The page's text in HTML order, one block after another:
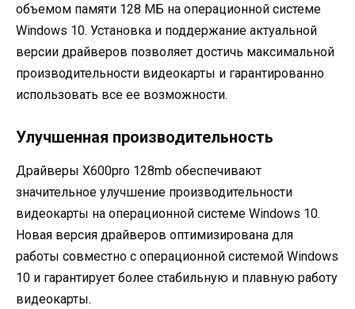
объемом памяти 128 МБ на операционной системе
Windows 10. Установка и поддержание актуальной
версии драйверов позволяет достичь максимальной
производительности видеокарты и гарантированно
использовать все ее возможности.
Улучшенная производительность
Драйверы X600pro 128mb обеспечивают
значительное улучшение производительности
видеокарты на операционной системе Windows 10.
Новая версия драйверов оптимизирована для
работы совместно с операционной системой Windows
10 и гарантирует более стабильную и плавную работу
видеокарты.